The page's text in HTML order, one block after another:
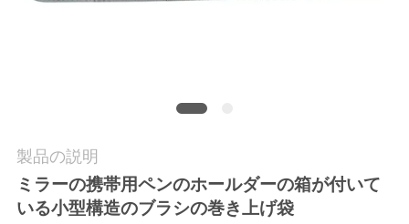
PRIVACY
POLICY
製品の説明
ミラーの携帯用ペンのホールダーの箱が付いて
いる小型構造のブラシの巻き上げ袋